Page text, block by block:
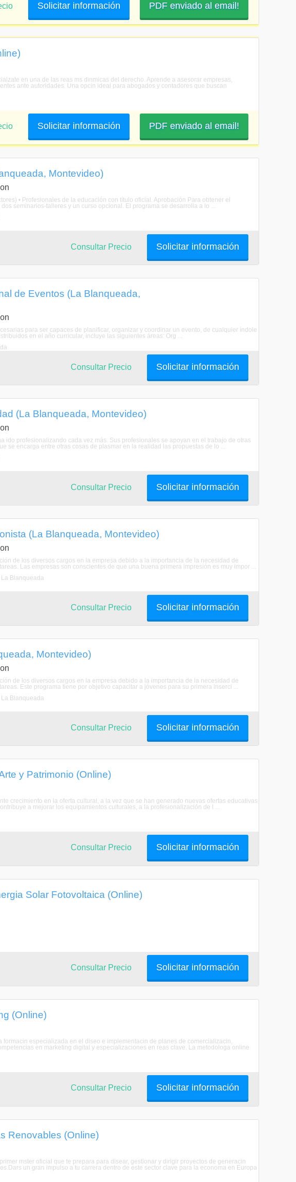
PDF enviado al email!
Solicitar información
en una de las reas ms dinmicas del derecho. Aprende a asesorar empresas,
ante autoridades. Una opcin ideal para abogados y contadores que buscan
PDF enviado al email!
Solicitar información
Montevideo)
• Profesionales de la educación con título oficial. Aprobación Para obtener el
seminarios-talleres y un curso opcional. El programa se desarrolla a lo ...
Solicitar información
Consultar Precio
de Eventos (La Blanqueada,
para ser capaces de planificar, organizar y coordinar un evento, de cualquier índole
en el año curricular, incluye las siguientes áreas: Org ...
Solicitar información
Consultar Precio
(La Blanqueada, Montevideo)
ido profesionalizando cada vez más. Sus profesionales se apoyan en el trabajo de otras
se encarga entre otras cosas de plasmar en la realidad las propuestas de lo ...
Solicitar información
Consultar Precio
(La Blanqueada, Montevideo)
de los diversos cargos en la empresa debido a la importancia de la necesidad de
Las empresas son conscientes de que una buena primera impresión es muy impor ...
Blanqueada
Solicitar información
Consultar Precio
Montevideo)
de los diversos cargos en la empresa debido a la importancia de la necesidad de
Este programa tiene por objetivo capacitar a jóvenes para su primera inserci ...
Blanqueada
Solicitar información
Consultar Precio
y Patrimonio (Online)
crecimiento en la oferta cultural, a la vez que se han generado nuevas ofertas educativas
a mejorar los equipamientos culturales, a la profesionalización de l ...
Solicitar información
Consultar Precio
Solar Fotovoltaica (Online)
Solicitar información
Consultar Precio
(Online)
formacin especializada en el diseo e implementacin de planes de comercializacin,
en marketing digital y especializaciones en reas clave. La metodologa online
Solicitar información
Consultar Precio
Renovables (Online)
mster oficial que te prepara para disear, gestionar y dirigir proyectos de generacin
un gran impulso a tu carrera dentro de este sector clave para la economa en Europa